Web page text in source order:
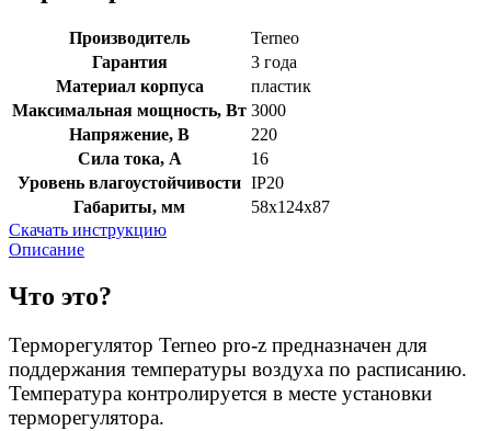
Производитель
Terneo
Гарантия
3 года
Материал корпуса
пластик
Максимальная мощность, Вт 3000
Напряжение, В
220
Сила тока, А
16
Уровень влагоустойчивости IP20
Габариты, мм
58х124х87
Скачать инструкцию
Описание
Что это?
Терморегулятор Terneo pro-z предназначен для
поддержания температуры воздуха по расписанию.
Температура контролируется в месте установки
терморегулятора.